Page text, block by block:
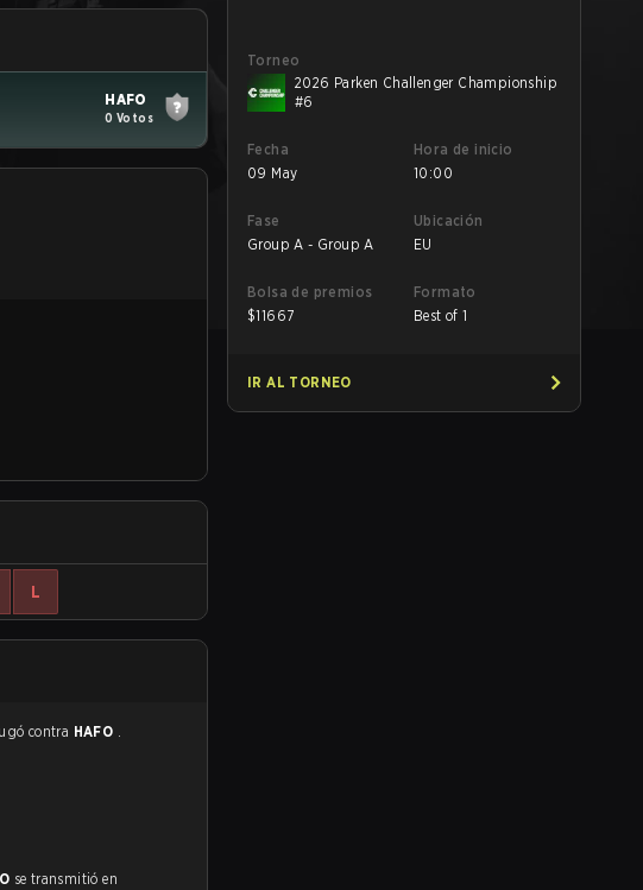
HAFO
0 Votos
L
jugó contra HAFO .
se transmitió en
Torneo
2026 Parken Challenger Championship
#6
Fecha
09 May
Hora de inicio
10:00
Fase
Group A - Group A
Ubicación
EU
Bolsa de premios
$11667
Formato
Best of 1
IR AL TORNEO